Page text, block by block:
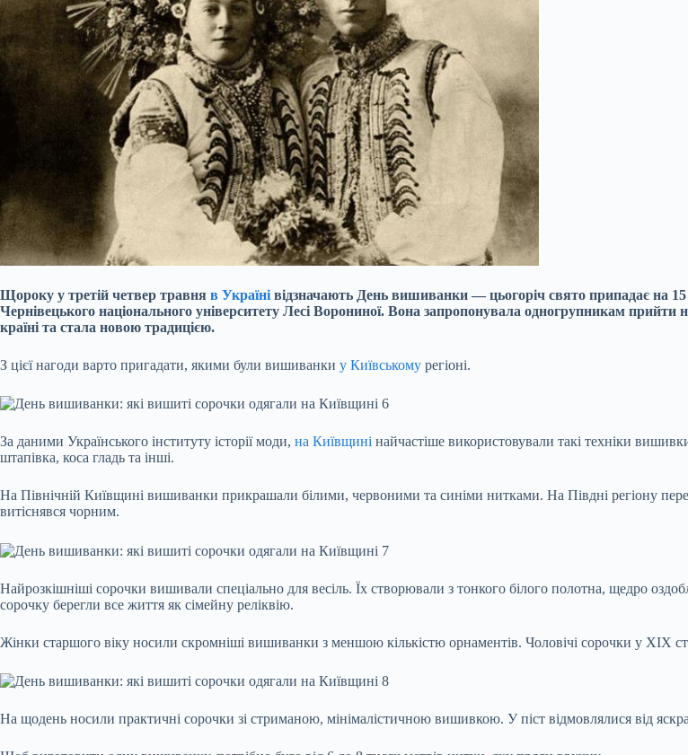
Щороку у третій четвер травня в Україні відзначають День вишиванки — цьогоріч свято припадає на 15
Чернівецького національного університету Лесі Ворониної. Вона запропонувала одногрупникам
країні та стала новою традицією.
З цієї нагоди варто пригадати, якими були вишиванки у Київському регіоні.
За даними Українського інституту історіїмоди, на Київщині найчастіше використовували такі техніки
штапівка, коса гладь та інші.
На Північній Київщині вишиванки прикрашали білими, червоними та синіми нитками. На Півдні регіону
витіснявся чорним.
Найрозкішніші сорочки вишивали спеціально для весіль. Їх створювали з тонкого білого полотна, щедро
сорочку берегли все життя як сімейну реліквію.
Жінки старшого віку носили скромніші вишиванки з меншою кількістю орнаментів. Чоловічі сорочки у ХІХ
На щодень носили практичні сорочки зі стриманою, мінімалістичною вишивкою. У піст відмовлялися від